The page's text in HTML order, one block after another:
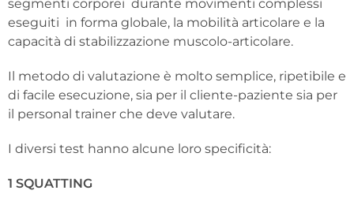
segmenti corporei durante movimenti complessi
eseguiti in forma globale, la mobilità articolare e la
capacità di stabilizzazione muscolo-articolare.
Il metodo di valutazione è molto semplice, ripetibile e
di facile esecuzione, sia per il cliente-paziente sia per
il personal trainer che deve valutare.
I diversi test hanno alcune loro specificità:
1 SQUATTING